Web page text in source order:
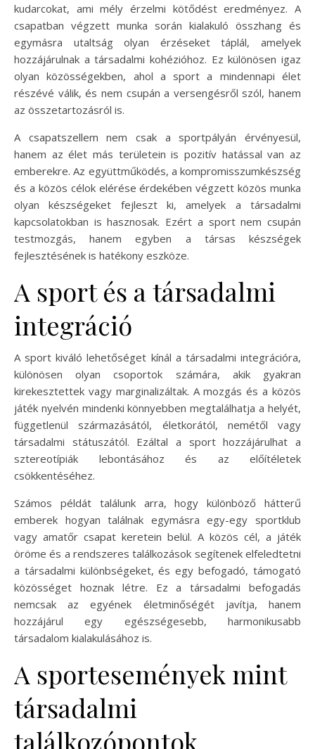
kudarcokat, ami mély érzelmi kötődést eredményez. A
csapatban végzett munka során kialakuló összhang és
egymásra utaltság olyan érzéseket táplál, amelyek
hozzájárulnak a társadalmi kohézióhoz. Ez különösen igaz
olyan közösségekben, ahol a sport a mindennapi élet
részévé válik, és nem csupán a versengésről szól, hanem
az összetartozásról is.
A csapatszellem nem csak a sportpályán érvényesül,
hanem az élet más területein is pozitív hatással van az
emberekre. Az együttműködés, a kompromisszumkészség
és a közös célok elérése érdekében végzett közös munka
olyan készségeket fejleszt ki, amelyek a társadalmi
kapcsolatokban is hasznosak. Ezért a sport nem csupán
testmozgás, hanem egyben a társas készségek
fejlesztésének is hatékony eszköze.
A sport és a társadalmi
integráció
A sport kiváló lehetőséget kínál a társadalmi integrációra,
különösen olyan csoportok számára, akik gyakran
kirekesztettek vagy marginalizáltak. A mozgás és a közös
játék nyelvén mindenki könnyebben megtalálhatja a helyét,
függetlenül származásától, életkorától, nemétől vagy
társadalmi státuszától. Ezáltal a sport hozzájárulhat a
sztereotípiák lebontásához és az előítéletek
csökkentéséhez.
Számos példát találunk arra, hogy különböző hátterű
emberek hogyan találnak egymásra egy-egy sportklub
vagy amatőr csapat keretein belül. A közös cél, a játék
öröme és a rendszeres találkozások segítenek elfeledtetni
a társadalmi különbségeket, és egy befogadó, támogató
közösséget hoznak létre. Ez a társadalmi befogadás
nemcsak az egyének életminőségét javítja, hanem
hozzájárul egy egészségesebb, harmonikusabb
társadalom kialakulásához is.
A sportesemények mint
társadalmi
találkozópontok